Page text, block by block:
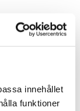
innehållet
funktioner